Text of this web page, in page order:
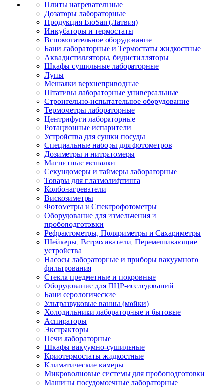
Плиты нагревательные
Дозаторы лабораторные
Продукция BioSan (Латвия)
Инкубаторы и термостаты
Вспомогательное оборудование
Бани лабораторные и Термостаты жидкостные
Аквадистилляторы, бидистилляторы
Шкафы сушильные лабораторные
Лупы
Мешалки верхнеприводные
Штативы лабораторные универсальные
Строительно-испытательное оборудование
Термометры лабораторные
Центрифуги лабораторные
Ротационные испарители
Устройства для сушки посуды
Специальные наборы для фотометров
Дозиметры и нитратомеры
Магнитные мешалки
Секундомеры и таймеры лабораторные
Товары для плазмолифтинга
Колбонагреватели
Вискозиметры
Фотометры и Спектрофотометры
Оборудование для измельчения и
пробоподготовки
Рефрактометры, Поляриметры и Сахариметры
Шейкеры, Встряхиватели, Перемешивающие
устройства
Насосы лабораторные и приборы вакуумного
фильтрования
Стекла предметные и покровные
Оборудование для ПЦР-исследований
Бани серологические
Ультразвуковые ванны (мойки)
Холодильники лабораторные и бытовые
Аспираторы
Экстракторы
Печи лабораторные
Шкафы вакуумно-сушильные
Криотермостаты жидкостные
Климатические камеры
Микроволновые системы для пробоподготовки
Машины посудомоечные лабораторные